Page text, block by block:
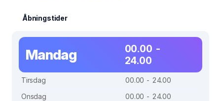
Åbningstider
Mandag
00.00 -
24.00
Tirsdag
00.00 - 24.00
Onsdag
00.00 - 24.00